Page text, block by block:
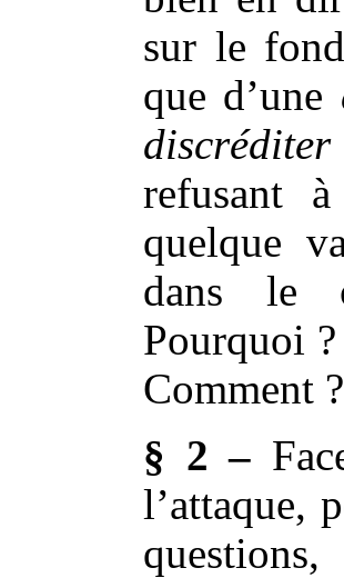
sur le
que d’une
discréditer
refusant
quelque
dans le
Pourquoi
Comment ?
§ 2 –
l’attaque,